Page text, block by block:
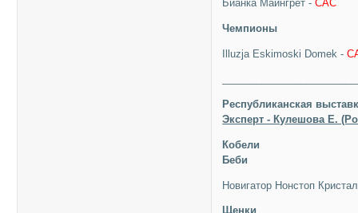
Бианка Майнгрет -САС
Чемпионы
Illuzja Eskimoski Domek -
Республиканская
Эксперт - Кулешова Е.
Кобели
Беби
Новигатор Нонстоп
Щенки